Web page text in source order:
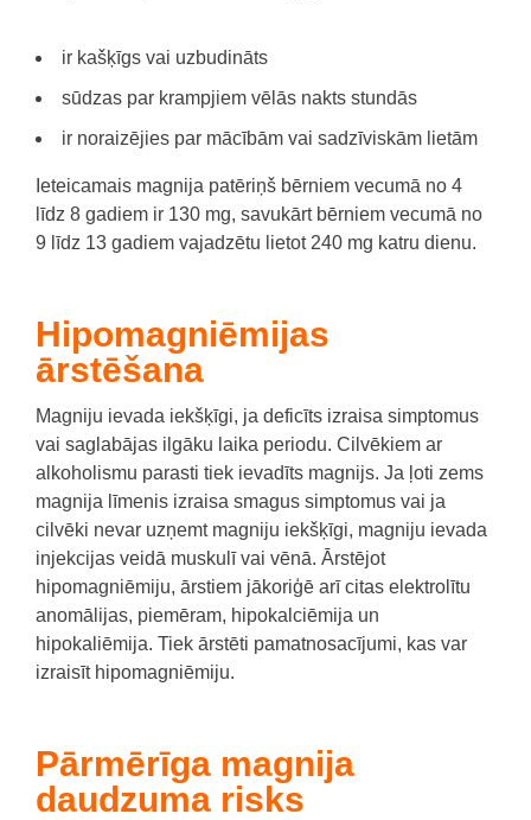
ir kašķīgs vai uzbudināts
sūdzas par krampjiem vēlās nakts stundās
ir noraizējies par mācībām vai sadzīviskām lietām
Ieteicamais magnija patēriņš bērniem vecumā no 4
līdz 8 gadiem ir 130 mg, savukārt bērniem vecumā no
9 līdz 13 gadiem vajadzētu lietot 240 mg katru dienu.
Hipomagniēmijas
ārstēšana
Magniju ievada iekšķīgi, ja deficīts izraisa simptomus
vai saglabājas ilgāku laika periodu. Cilvēkiem ar
alkoholismu parasti tiek ievadīts magnijs. Ja ļoti zems
magnija līmenis izraisa smagus simptomus vai ja
cilvēki nevar uzņemt magniju iekšķīgi, magniju ievada
injekcijas veidā muskulī vai vēnā. Ārstējot
hipomagniēmiju, ārstiem jākoriģē arī citas elektrolītu
anomālijas, piemēram, hipokalciēmija un
hipokaliēmija. Tiek ārstēti pamatnosacījumi, kas var
izraisīt hipomagniēmiju.
Pārmērīga magnija
daudzuma risks